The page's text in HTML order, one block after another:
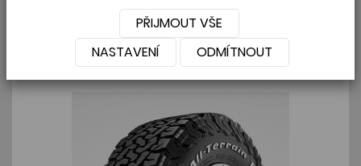
T/A KO2 255/55 R18 109R
PŘIJMOUT VŠE
NASTAVENÍ
ODMÍTNOUT